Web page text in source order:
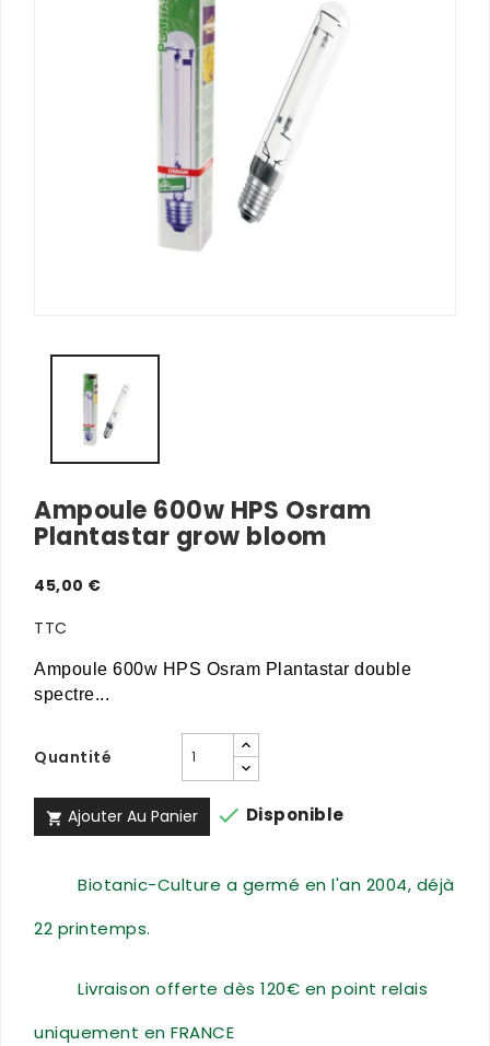
Ampoule 600w HPS Osram
Plantastar grow bloom
45,00 €
TTC
Ampoule 600w HPS Osram Plantastar double
spectre...
Quantité
 Ajouter Au Panier  Disponible
Biotanic-Culture a germé en l'an 2004, déjà
22 printemps.
Livraison offerte dès 120€ en point relais
uniquement en FRANCE